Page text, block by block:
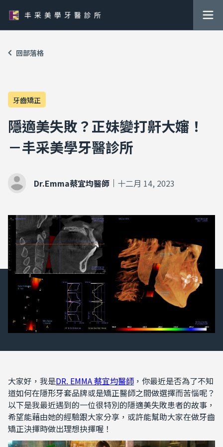
回部落格
牙齒矯正
隱適美失敗？正妹變打鼾大嬸！
－丰采美學牙醫診所
Dr.Emma蔡宜均醫師 十二月 14, 2023
大家好，我是DR. EMMA 蔡宜均醫師 ，你最近是否為了不知
道如何在隱形牙套品牌或是矯正醫師之間做選擇而苦惱呢？
以下是我最近遇到的一位很特別的隱適美失敗患者的故事，
希望能藉由她的經驗跟大家分享，或許能幫助大家在做牙齒
矯正決擇時做出理想抉擇喔！